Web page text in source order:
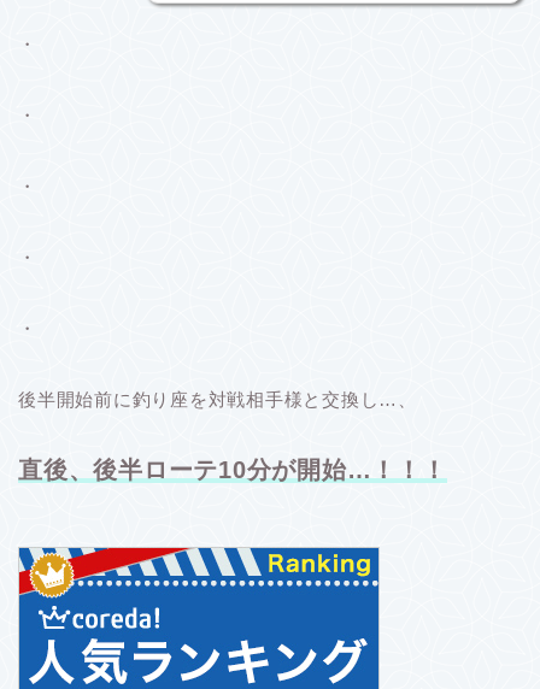
・
・
・
・
・
後半開始前に釣り座を対戦相手様と交換し…、
直後、後半ローテ10分が開始…！！！